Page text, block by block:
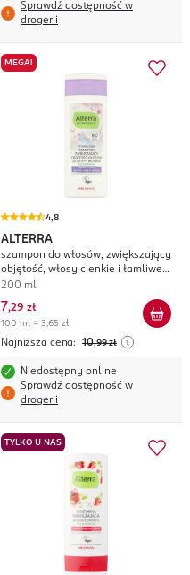
Sprawdź dostępność w
drogerii
MEGA!
4,8
ALTERRA
szampon do włosów, zwiększający
objętość, włosy cienkie i łamliwe,
Papaja
200 ml
7,29 zł
100 ml = 3,65 zł
Najniższa cena: 10,99 zł
Niedostępny online
Sprawdź dostępność w
drogerii
TYLKO U NAS